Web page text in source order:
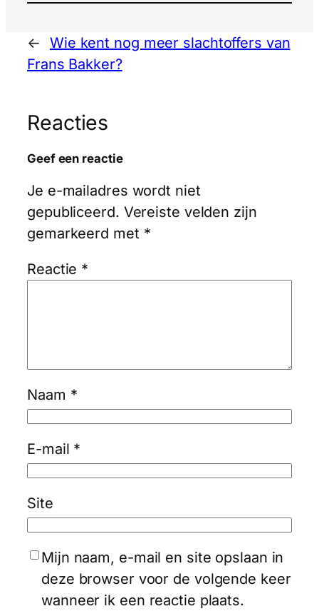
←
Wie kent nog meer slachtoffers van
Frans Bakker?
Reacties
Geef een reactie
Je e-mailadres wordt niet
gepubliceerd. Vereiste velden zijn
gemarkeerd met *
Reactie *
Naam *
E-mail *
Site
Mijn naam, e-mail en site opslaan in
deze browser voor de volgende keer
wanneer ik een reactie plaats.